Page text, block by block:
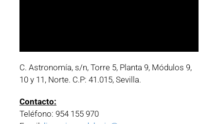
C. Astronomía, s/n, Torre 5, Planta 9, Módulos 9,
10 y 11, Norte. C.P: 41.015, Sevilla.
Contacto:
Teléfono: 954 155 970